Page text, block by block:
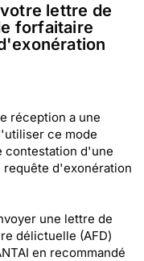
lettre de
forfaitaire
réception a une
ce mode
contestation d'une
d'exonération
une lettre de
délictuelle (AFD)
en recommandé